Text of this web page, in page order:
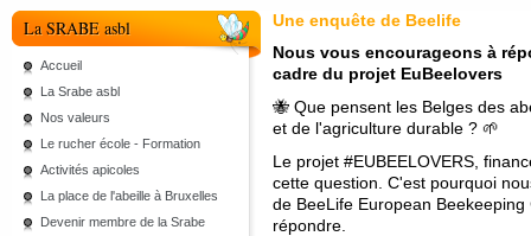
La SRABE asbl
Accueil
La Srabe asbl
Nos valeurs
Le rucher école - Formation
Activités apicoles
La place de l'abeille à Bruxelles
Devenir membre de la Srabe
Une enquête de Beelife
Nous vous encourageons à
cadre du projet EuBeelovers
🐝 Que pensent les Belges des
et de l'agriculture durable ? 🌱
Le projet #EUBEELOVERS,
cette question. C'est pourquoi
de BeeLife European
répondre.